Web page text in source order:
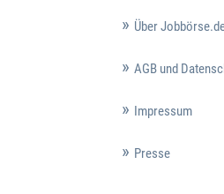
Über
AGB und
Impressum
Presse